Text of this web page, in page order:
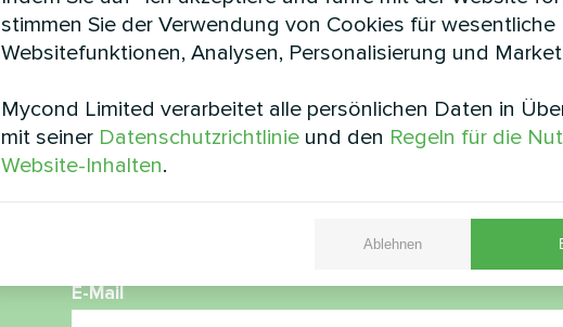
E-Mail
stimmen Sie der Verwendung von Cookies für wesentliche
Websitefunktionen, Analysen, Personalisierung und
Mycond Limited verarbeitet alle persönlichen Daten in
mit seiner Datenschutzrichtlinie und den Regeln für die
Website-Inhalten.
Ablehnen